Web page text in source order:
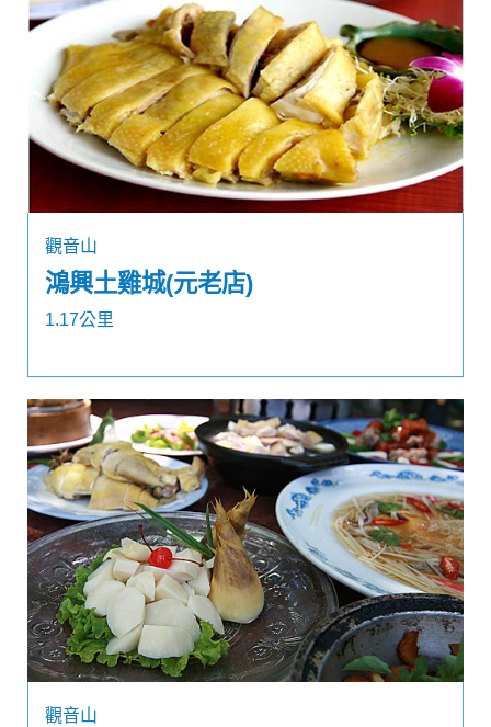
觀音山
鴻興土雞城(元老店)
1.17公里
觀音山